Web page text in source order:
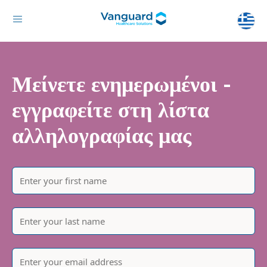
Μείνετε ενημερωμένοι -
εγγραφείτε στη λίστα
αλληλογραφίας μας